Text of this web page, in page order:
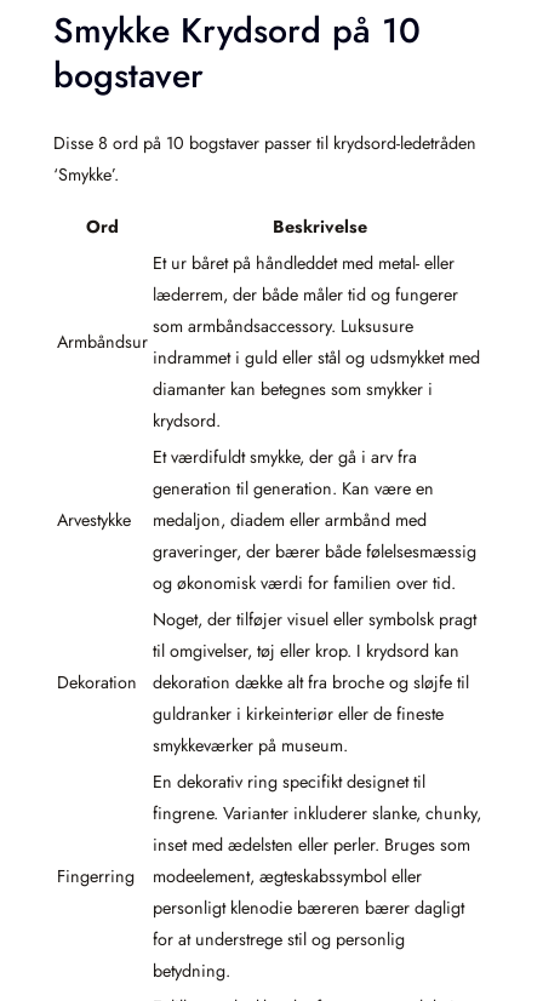
Smykke Krydsord på 10
bogstaver
Disse 8 ord på 10 bogstaver passer til krydsord-ledetråden
‘Smykke’.
Ord Beskrivelse
Armbåndsur
Et ur båret på håndleddet med metal- eller
læderrem, der både måler tid og fungerer
som armbåndsaccessory. Luksusure
indrammet i guld eller stål og udsmykket med
diamanter kan betegnes som smykker i
krydsord.
Arvestykke
Et værdifuldt smykke, der gå i arv fra
generation til generation. Kan være en
medaljon, diadem eller armbånd med
graveringer, der bærer både følelsesmæssig
og økonomisk værdi for familien over tid.
Dekoration
Noget, der tilføjer visuel eller symbolsk pragt
til omgivelser, tøj eller krop. I krydsord kan
dekoration dække alt fra broche og sløjfe til
guldranker i kirkeinteriør eller de fineste
smykkeværker på museum.
Fingerring
En dekorativ ring specifikt designet til
fingrene. Varianter inkluderer slanke, chunky,
inset med ædelsten eller perler. Bruges som
modeelement, ægteskabssymbol eller
personligt klenodie bæreren bærer dagligt
for at understrege stil og personlig
betydning.